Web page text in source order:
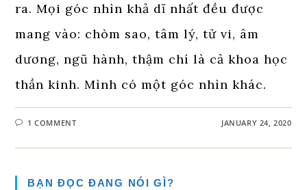
ra. Mọi góc nhìn khả dĩ nhất đều được
mang vào: chòm sao, tâm lý, tử vi, âm
dương, ngũ hành, thậm chí là cả khoa học
thần kinh. Mình có một góc nhìn khác.
1 COMMENT JANUARY 24, 2020
BẠN ĐỌC ĐANG NÓI GÌ?